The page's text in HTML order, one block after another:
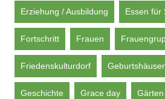
Erziehung / Ausbildung Essen für
Fortschritt Frauen
Friedenskulturdorf Geburtshäuser
Geschichte Grace day Gärten